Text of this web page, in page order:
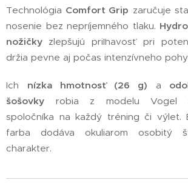
Technológia Comfort Grip zaručuje
nosenie bez nepríjemného tlaku.
nožičky zlepšujú priľnavosť pri
držia pevne aj počas intenzívneho
Ich nízka hmotnosť (26 g) a
šošovky robia z modelu Vogel
spoločníka na každý tréning či výlet.
farba dodáva okuliarom osobitý
charakter.